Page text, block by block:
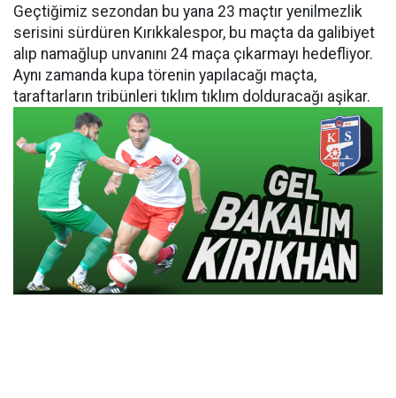
Geçtiğimiz sezondan bu yana 23 maçtır yenilmezlik
serisini sürdüren Kırıkkalespor, bu maçta da galibiyet
alıp namağlup unvanını 24 maça çıkarmayı hedefliyor.
Aynı zamanda kupa törenin yapılacağı maçta,
taraftarların tribünleri tıklım tıklım dolduracağı aşikar.